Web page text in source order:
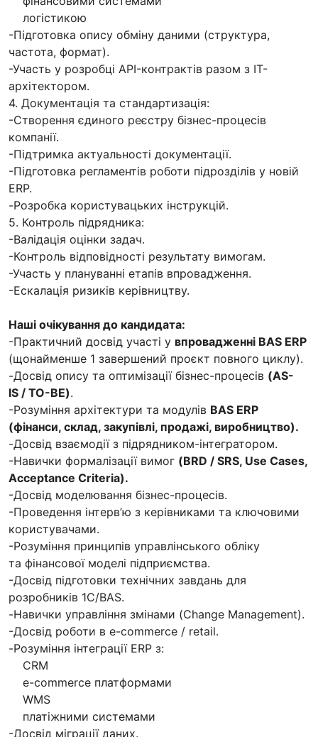
логістикою
-Підготовка опису обміну даними (структура,
частота, формат).
-Участь у розробці API-контрактів разом з IT-
архітектором.
4. Документація та стандартизація:
-Створення єдиного реєстру бізнес-процесів
компанії.
-Підтримка актуальності документації.
-Підготовка регламентів роботи підрозділів у новій
ERP.
-Розробка користувацьких інструкцій.
5. Контроль підрядника:
-Валідація оцінки задач.
-Контроль відповідності результату вимогам.
-Участь у плануванні етапів впровадження.
-Ескалація ризиків керівництву.
Наші очікування до кандидата:
-Практичний досвід участі у впровадженні BAS ERP
(щонайменше 1 завершений проєкт повного циклу).
-Досвід опису та оптимізації бізнес-процесів (AS-
IS / TO-BE).
-Розуміння архітектури та модулів BAS ERP
(фінанси, склад, закупівлі, продажі, виробництво).
-Досвід взаємодії з підрядником-інтегратором.
-Навички формалізації вимог (BRD / SRS, Use Cases,
Acceptance Criteria).
-Досвід моделювання бізнес-процесів.
-Проведення інтерв’ю з керівниками та ключовими
користувачами.
-Розуміння принципів управлінського обліку
та фінансової моделі підприємства.
-Досвід підготовки технічних завдань для
розробників 1C/BAS.
-Навички управління змінами (Change Management).
-Досвід роботи в e-commerce / retail.
-Розуміння інтеграції ERP з:
CRM
e-commerce платформами
WMS
платіжними системами
-Досвід міграції даних.